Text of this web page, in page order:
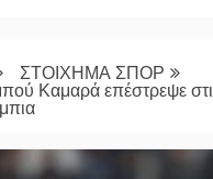
ΣΤΟΙΧΗΜΑ ΣΠΟΡ
Καμαρά επέστρεψε